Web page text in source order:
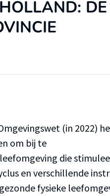
DE
(in 2022)
om bij te
die
en verschillende
fysieke